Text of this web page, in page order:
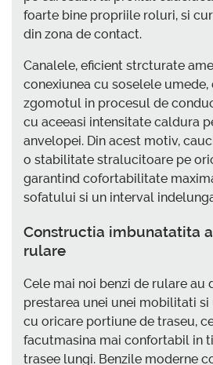
foarte bine propriile roluri, si
din zona de contact.
Canalele, eficient strcturate
conexiunea cu soselele umede,
zgomotul in procesul de
cu aceeasi intensitate caldura
anvelopei. Din acest motiv,
o stabilitate stralucitoare pe
garantind cofortabilitate
sofatului si un interval
Constructia imbunatatita
rulare
Cele mai noi benzi de rulare au
prestarea unei unei mobilitati
cu oricare portiune de traseu,
facutmasina mai confortabil in
trasee lungi. Benzile moderne